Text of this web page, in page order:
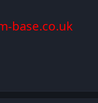
base.co.uk